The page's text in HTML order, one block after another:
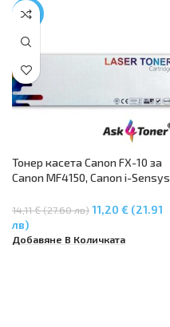
-21%
Тонер касета Canon FX-10 за
Canon MF4150, Canon i-Sensys
Canon i-Sensys 4660 Canon i-
Sensys 4370 Canon MF4690
Canon LBP-2900 Canon LBP-
14,11 € (27.60 лв)11,20 € (21.91
лв)
Добавяне В Количката